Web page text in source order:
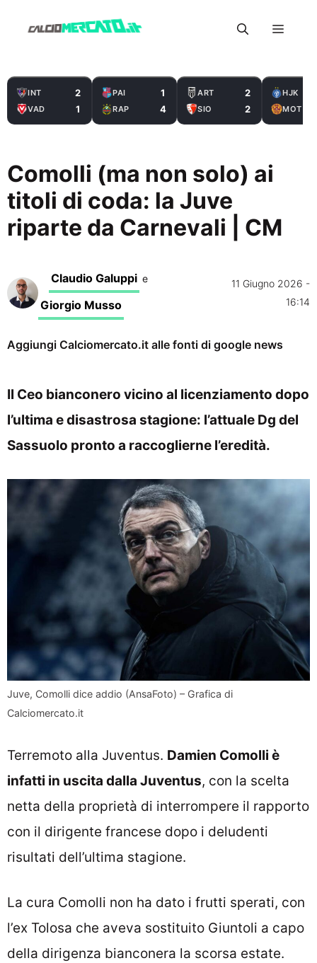
Menu
INT 2
VAD 1
PAI 1
RAP 4
ART 2
SIO 2
HJK
MOT
Comolli (ma non solo) ai
titoli di coda: la Juve
riparte da Carnevali | CM
Claudio Galuppi e
Giorgio Musso
11 Giugno 2026 -
16:14
Aggiungi Calciomercato.it alle fonti di google news
Il Ceo bianconero vicino al licenziamento dopo
l’ultima e disastrosa stagione: l’attuale Dg del
Sassuolo pronto a raccoglierne l’eredità.
Juve, Comolli dice addio (AnsaFoto) – Grafica di
Calciomercato.it
Terremoto alla Juventus. Damien Comolli è
infatti in uscita dalla Juventus, con la scelta
netta della proprietà di interrompere il rapporto
con il dirigente francese dopo i deludenti
risultati dell’ultima stagione.
La cura Comolli non ha dato i frutti sperati, con
l’ex Tolosa che aveva sostituito Giuntoli a capo
della dirigenza bianconera la scorsa estate.